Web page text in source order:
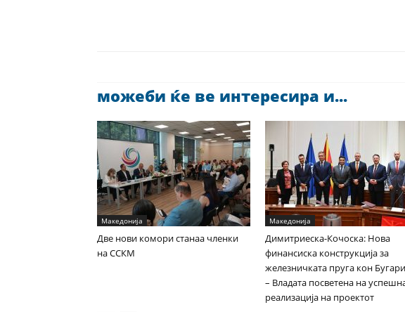
можеби ќе ве интересира и...
Македонија
Две нови комори станаа членки
на ССКМ
Македонија
Димитриеска-Кочоска: Нова
финансиска конструкција за
железничката пруга кон
– Владата посветена на
реализација на проектот